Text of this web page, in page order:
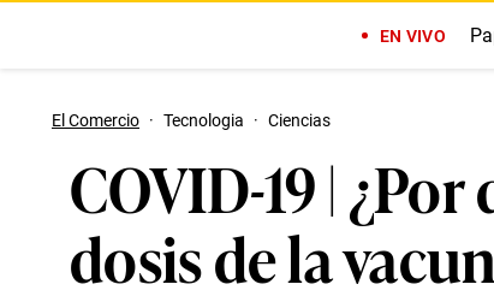
EN VIVO
El Comercio · Tecnologia · Ciencias
COVID-19 |
dosis de la